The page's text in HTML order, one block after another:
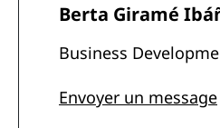
Berta Giramé
Business
Envoyer un message